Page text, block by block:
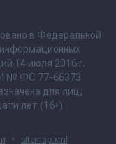
в Федеральной
14 июля 2016 г.
№ ФС 77-66373.
для лиц,
лет (16+).
• sitemap.xml